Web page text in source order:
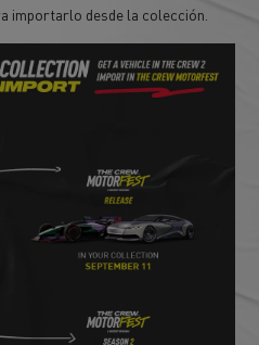
importarlo desde la colección.